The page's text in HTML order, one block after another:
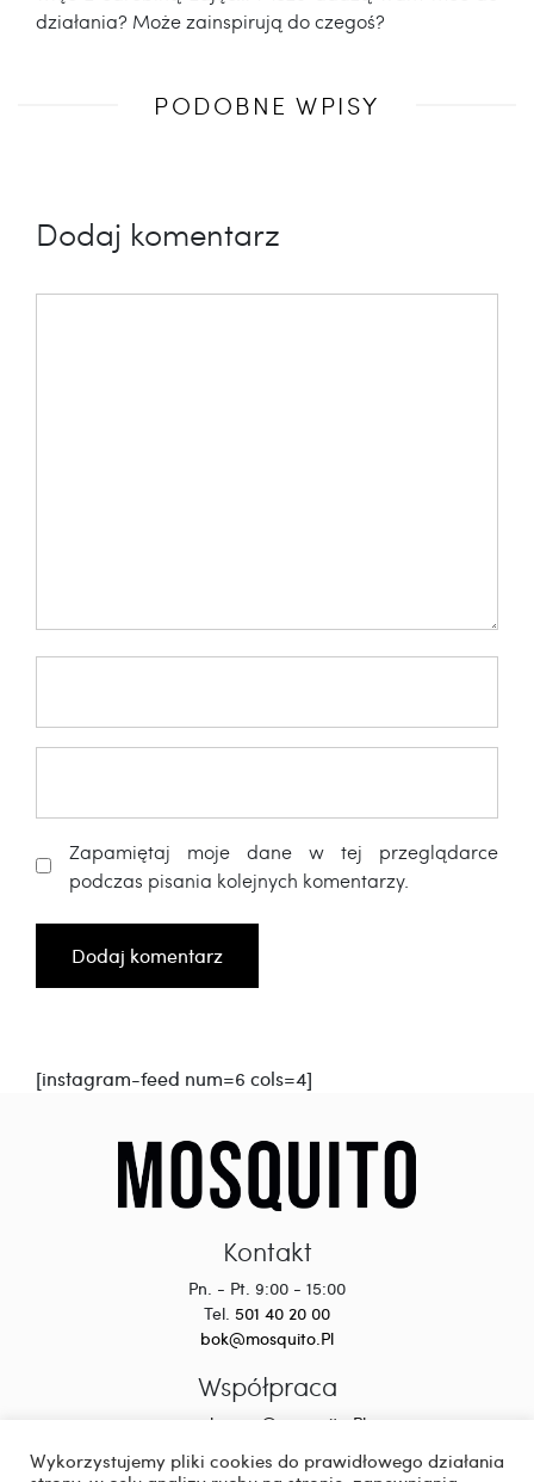
działania? Może zainspirują do czegoś?
PODOBNE WPISY
Dodaj komentarz
Zapamiętaj moje dane w tej przeglądarce
podczas pisania kolejnych komentarzy.
[instagram-feed num=6 cols=4]
Kontakt
Pn. - Pt. 9:00 - 15:00
Tel. 501 40 20 00
bok@mosquito.Pl
Współpraca
wspolpraca@mosquito.Pl
Wykorzystujemy pliki cookies do prawidłowego działania